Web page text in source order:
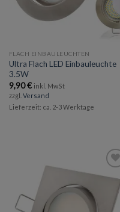
FLACH EINBAULEUCHTEN
Ultra Flach LED Einbauleuchte
3.5W
9,90€ inkl. MwSt
zzgl. Versand
Lieferzeit: ca. 2-3 Werktage
Add to
wishlist